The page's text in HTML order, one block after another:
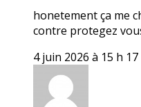
honetement ça me
contre protegez
4 juin 2026 à 15 h